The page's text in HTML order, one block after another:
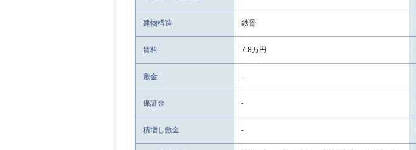
建物構造 鉄骨
賃料 7.8万円
敷金 -
保証金 -
積増し敷金 -